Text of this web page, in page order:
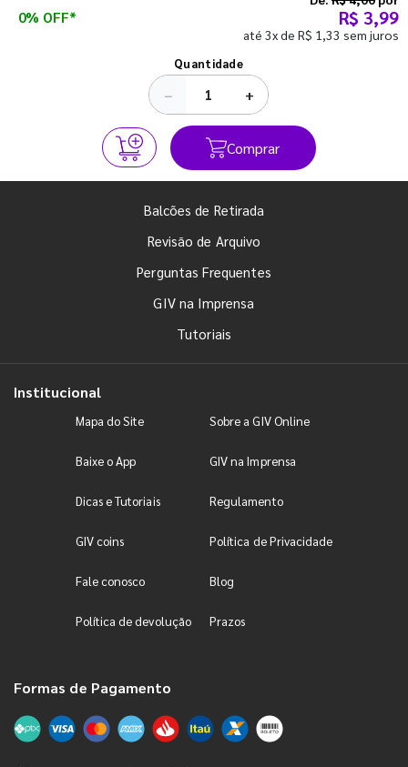
0% OFF* R$ 3,99
até 3x de R$ 1,33 sem juros
Quantidade
− +
Comprar
Balcões de Retirada
Revisão de Arquivo
Perguntas Frequentes
GIV na Imprensa
Tutoriais
Institucional
Mapa do Site Sobre a GIV Online
Baixe o App GIV na Imprensa
Dicas e Tutoriais Regulamento
GIV coins Política de Privacidade
Fale conosco Blog
Política de devolução Prazos
Formas de Pagamento